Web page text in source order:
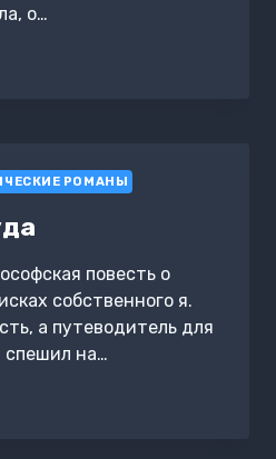
о…
РОМАНЫ
повесть о
собственного я.
а путеводитель для
на…